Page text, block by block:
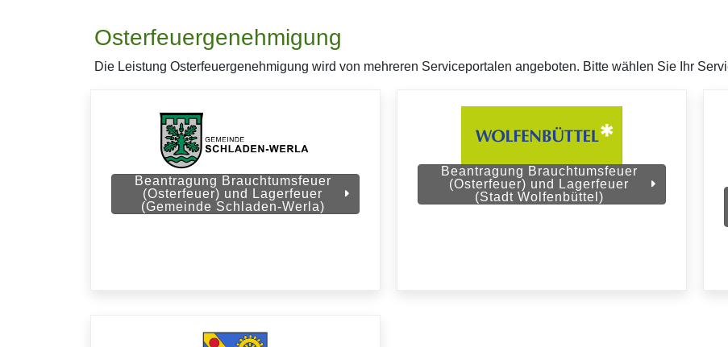
Osterfeuergenehmigung
Die Leistung Osterfeuergenehmigung wird von mehreren Serviceportalen angeboten. Bitte wählen Sie Ihr
Beantragung Brauchtumsfeuer
(Osterfeuer) und Lagerfeuer
(Gemeinde Schladen-Werla)
Beantragung Brauchtumsfeuer
(Osterfeuer) und Lagerfeuer
(Stadt Wolfenbüttel)